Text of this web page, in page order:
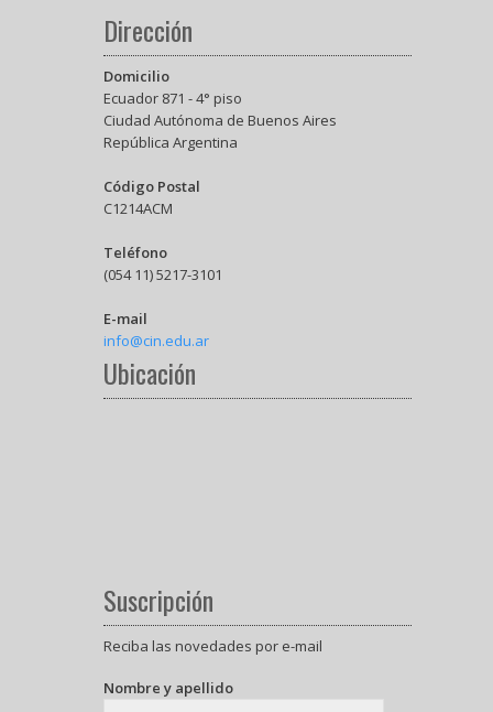
Dirección
Domicilio
Ecuador 871 - 4° piso
Ciudad Autónoma de Buenos Aires
República Argentina
Código Postal
C1214ACM
Teléfono
(054 11) 5217-3101
E-mail
info@cin.edu.ar
Ubicación
Suscripción
Reciba las novedades por e-mail
Nombre y apellido